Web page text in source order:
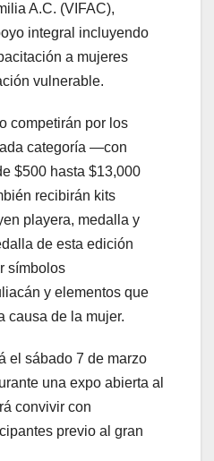
A.C. (VIFAC),
integral incluyendo
a mujeres
vulnerable.
competirán por los
categoría —con
$500 hasta $13,000
recibirán kits
playera, medalla y
de esta edición
símbolos
y elementos que
causa de la mujer.
el sábado 7 de marzo
una expo abierta al
convivir con
previo al gran